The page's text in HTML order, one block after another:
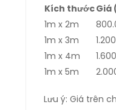
Kích thướcGiá
1m x 2m
1m x 3m
1m x 4m
1m x 5m
Lưu ý: Giá trên